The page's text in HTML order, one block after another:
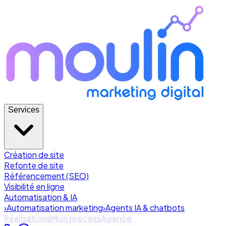
Services
Création de site
Refonte de site
Référencement (SEO)
Visibilité en ligne
Automatisation & IA
›Automatisation marketing›Agents IA & chatbots
RéalisationsMon processAgence